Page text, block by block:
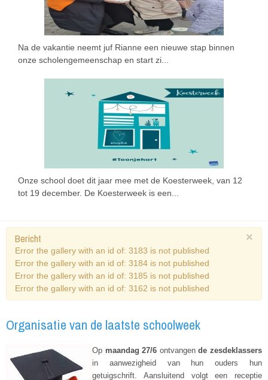
Na de vakantie neemt juf Rianne een nieuwe stap binnen
onze scholengemeenschap en start zi...
Onze school doet dit jaar mee met de Koesterweek, van 12
tot 19 december. De Koesterweek is een...
×
Bericht
Error the gallery with an id of: 3183 is not published
Error the gallery with an id of: 3184 is not published
Error the gallery with an id of: 3185 is not published
Error the gallery with an id of: 3162 is not published
Organisatie van de laatste schoolweek
Op maandag 27/6 ontvangende zesdeklassers
in aanwezigheid van hun ouders hun
getuigschrift. Aansluitend volgt een receptie